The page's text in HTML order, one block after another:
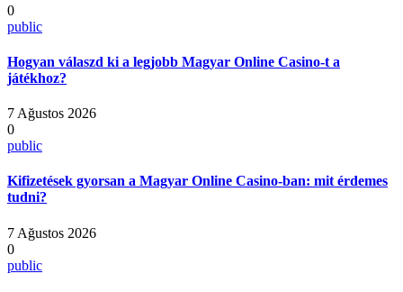
0
public
Hogyan válaszd ki a legjobb Magyar Online Casino-t a
játékhoz?
7 Ağustos 2026
0
public
Kifizetések gyorsan a Magyar Online Casino-ban: mit érdemes
tudni?
7 Ağustos 2026
0
public